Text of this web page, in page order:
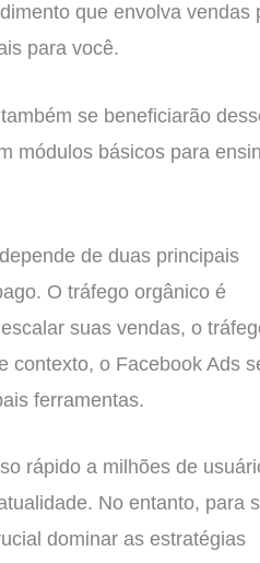
que envolva vendas
para você.
se beneficiarão
módulos básicos para
de duas principais
O tráfego orgânico é
suas vendas, o
contexto, o Facebook Ads
ferramentas.
rápido a milhões de
No entanto, para
dominar as estratégias